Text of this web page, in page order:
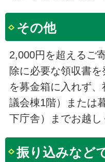
その他
2,000円を超えるご
除に必要な領収書
を募金箱に入れず
議会棟1階）または
下庁舎）までお越し
振り込みなど